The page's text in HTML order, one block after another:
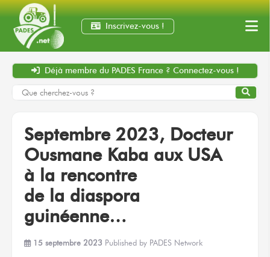
Inscrivez-vous !
Déjà membre du PADES France ? Connectez-vous !
Septembre 2023, Docteur
Ousmane Kaba aux USA
à la rencontre
de la diaspora
guinéenne…
15 septembre 2023 Published by PADES Network